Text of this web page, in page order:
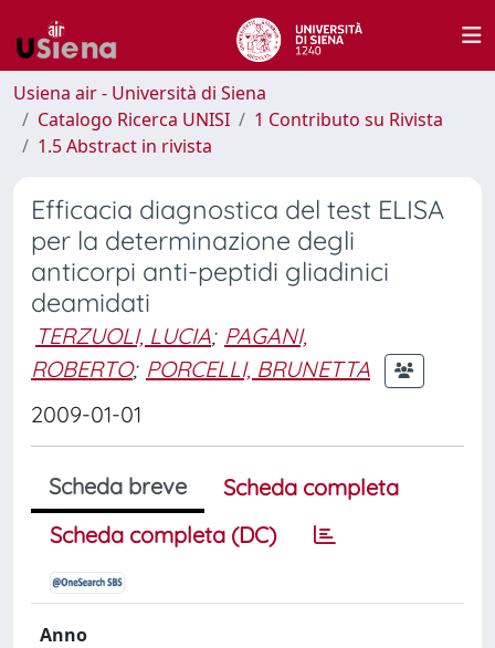
Usiena air - Università di Siena
Catalogo Ricerca UNISI
1 Contributo su Rivista
1.5 Abstract in rivista
Efficacia diagnostica del test ELISA
per la determinazione degli
anticorpi anti-peptidi gliadinici
deamidati
TERZUOLI, LUCIA; PAGANI,
ROBERTO; PORCELLI, BRUNETTA
2009-01-01
Scheda breve
Scheda completa
Scheda completa (DC)
Anno